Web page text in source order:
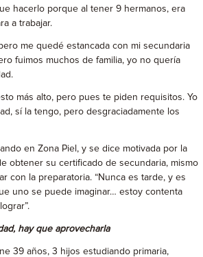
hacerlo porque al tener 9 hermanos, era
a trabajar.
me quedé estancada con mi secundaria
fuimos muchos de familia, yo no quería
más alto, pero pues te piden requisitos. Yo
sí la tengo, pero desgraciadamente los
en Zona Piel, y se dice motivada por la
obtener su certificado de secundaria, mismo
con la preparatoria. “Nunca es tarde, y es
uno se puede imaginar… estoy contenta
hay que aprovecharla
39 años, 3 hijos estudiando primaria,